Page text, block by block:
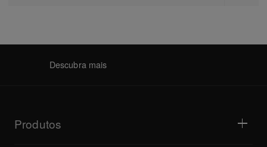
DJM-V10-LF
Descubra mais
Produtos